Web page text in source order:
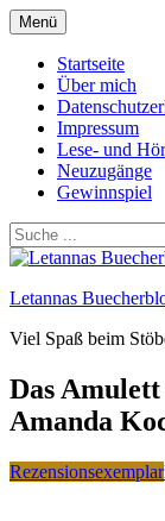
Zum
Inhalt
springen
Menü
Startseite
Über mich
Impressum
Lese- und
Neuzugänge
Gewinnspiel
Letannas
Viel Spaß beim
Das
Amanda
Rezensionsexemplar